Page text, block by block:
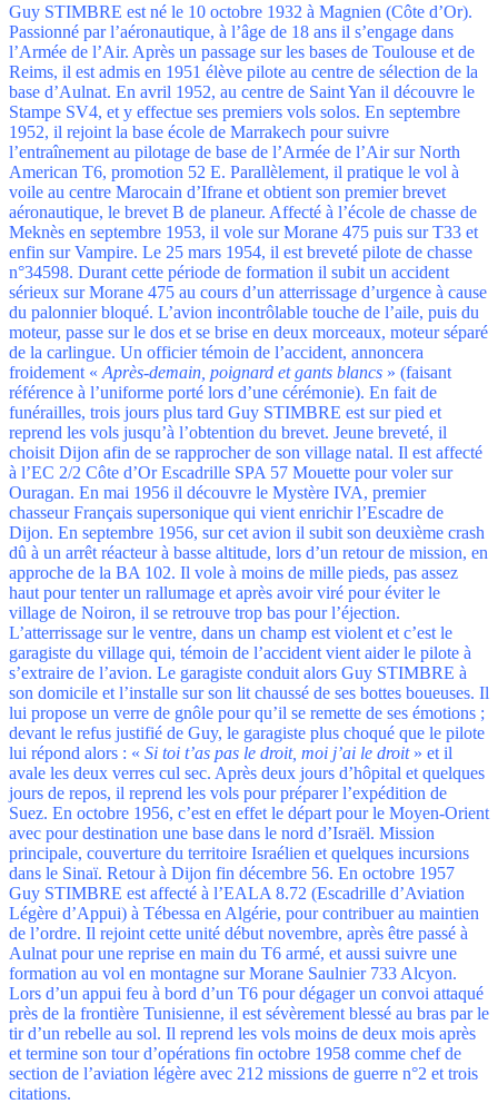
Guy STIMBRE est né le 10 octobre 1932 à Magnien (Côte d’Or).
Passionné par l’aéronautique, à l’âge de 18 ans il s’engage dans
l’Armée de l’Air. Après un passage sur les bases de Toulouse et de
Reims, il est admis en 1951 élève pilote au centre de sélection de la
base d’Aulnat. En avril 1952, au centre de Saint Yan il découvre le
Stampe SV4, et y effectue ses premiers vols solos. En septembre
1952, il rejoint la base école de Marrakech pour suivre
l’entraînement au pilotage de base de l’Armée de l’Air sur North
American T6, promotion 52 E. Parallèlement, il pratique le vol à
voile au centre Marocain d’Ifrane et obtient son premier brevet
aéronautique, le brevet B de planeur. Affecté à l’école de chasse de
Meknès en septembre 1953, il vole sur Morane 475 puis sur T33 et
enfin sur Vampire. Le 25 mars 1954, il est breveté pilote de chasse
n°34598. Durant cette période de formation il subit un accident
sérieux sur Morane 475 au cours d’un atterrissage d’urgence à cause
du palonnier bloqué. L’avion incontrôlable touche de l’aile, puis du
moteur, passe sur le dos et se brise en deux morceaux, moteur séparé
de la carlingue. Un officier témoin de l’accident, annoncera
froidement « Après-demain, poignard et gants blancs » (faisant
référence à l’uniforme porté lors d’une cérémonie). En fait de
funérailles, trois jours plus tard Guy STIMBRE est sur pied et
reprend les vols jusqu’à l’obtention du brevet. Jeune breveté, il
choisit Dijon afin de se rapprocher de son village natal. Il est affecté
à l’EC 2/2 Côte d’Or Escadrille SPA 57 Mouette pour voler sur
Ouragan. En mai 1956 il découvre le Mystère IVA, premier
chasseur Français supersonique qui vient enrichir l’Escadre de
Dijon. En septembre 1956, sur cet avion il subit son deuxième crash
dû à un arrêt réacteur à basse altitude, lors d’un retour de mission, en
approche de la BA 102. Il vole à moins de mille pieds, pas assez
haut pour tenter un rallumage et après avoir viré pour éviter le
village de Noiron, il se retrouve trop bas pour l’éjection.
L’atterrissage sur le ventre, dans un champ est violent et c’est le
garagiste du village qui, témoin de l’accident vient aider le pilote à
s’extraire de l’avion. Le garagiste conduit alors Guy STIMBRE à
son domicile et l’installe sur son lit chaussé de ses bottes boueuses. Il
lui propose un verre de gnôle pour qu’il se remette de ses émotions ;
devant le refus justifié de Guy, le garagiste plus choqué que le pilote
lui répond alors : « Si toi t’as pas le droit, moi j’ai le droit » et il
avale les deux verres cul sec. Après deux jours d’hôpital et quelques
jours de repos, il reprend les vols pour préparer l’expédition de
Suez. En octobre 1956, c’est en effet le départ pour le Moyen-Orient
avec pour destination une base dans le nord d’Israël. Mission
principale, couverture du territoire Israélien et quelques incursions
dans le Sinaï. Retour à Dijon fin décembre 56. En octobre 1957
Guy STIMBRE est affecté à l’EALA 8.72 (Escadrille d’Aviation
Légère d’Appui) à Tébessa en Algérie, pour contribuer au maintien
de l’ordre. Il rejoint cette unité début novembre, après être passé à
Aulnat pour une reprise en main du T6 armé, et aussi suivre une
formation au vol en montagne sur Morane Saulnier 733 Alcyon.
Lors d’un appui feu à bord d’un T6 pour dégager un convoi attaqué
près de la frontière Tunisienne, il est sévèrement blessé au bras par le
tir d’un rebelle au sol. Il reprend les vols moins de deux mois après
et termine son tour d’opérations fin octobre 1958 comme chef de
section de l’aviation légère avec 212 missions de guerre n°2 et trois
citations.